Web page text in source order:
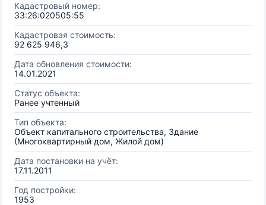
Кадастровый номер:
33:26:020505:55
Кадастровая стоимость:
92 625 946,3
Дата обновления стоимости:
14.01.2021
Статус объекта:
Ранее учтенный
Тип объекта:
Объект капитального строительства, Здание
(Многоквартирный дом, Жилой дом)
Дата постановки на учёт:
17.11.2011
Год постройки:
1953